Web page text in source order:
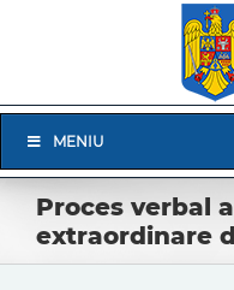
Navigation
MENIU
Proces verbal
extraordinare